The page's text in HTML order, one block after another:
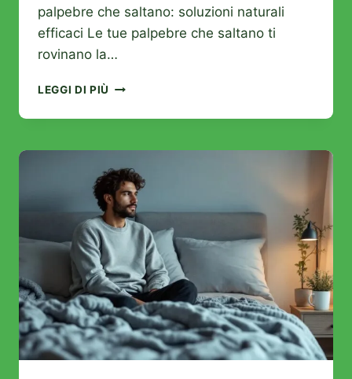
palpebre che saltano: soluzioni naturali
efficaci Le tue palpebre che saltano ti
rovinano la…
LEGGI DI PIÙ QUESTE
CHE
VI
STANCANO?
ECCO
COME
CALMARLE